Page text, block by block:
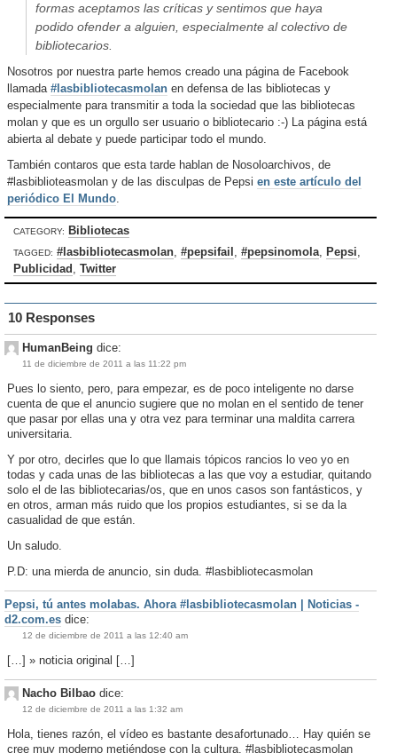
formas aceptamos las críticas y sentimos que haya
podido ofender a alguien, especialmente al colectivo de
bibliotecarios.
Nosotros por nuestra parte hemos creado una página de Facebook
llamada #lasbibliotecasmolan en defensa de las bibliotecas y
especialmente para transmitir a toda la sociedad que las bibliotecas
molan y que es un orgullo ser usuario o bibliotecario :-) La página está
abierta al debate y puede participar todo el mundo.
También contaros que esta tarde hablan de Nosoloarchivos, de
#lasbiblioteasmolan y de las disculpas de Pepsi en este artículo del
periódico El Mundo.
CATEGORY: Bibliotecas
TAGGED: #lasbibliotecasmolan, #pepsifail , #pepsinomola, Pepsi,
Publicidad , Twitter
10 Responses
HumanBeing dice:
11 de diciembre de 2011 a las 11:22 pm
Pues lo siento, pero, para empezar, es de poco inteligente no darse
cuenta de que el anuncio sugiere que no molan en el sentido de tener
que pasar por ellas una y otra vez para terminar una maldita carrera
universitaria.
Y por otro, decirles que lo que llamais tópicos rancios lo veo yo en
todas y cada unas de las bibliotecas a las que voy a estudiar, quitando
solo el de las bibliotecarias/os, que en unos casos son fantásticos, y
en otros, arman más ruido que los propios estudiantes, si se da la
casualidad de que están.
Un saludo.
P.D: una mierda de anuncio, sin duda. #lasbibliotecasmolan
Pepsi, tú antes molabas. Ahora #lasbibliotecasmolan | Noticias -
d2.com.es dice:
12 de diciembre de 2011 a las 12:40 am
[…] » noticia original […]
Nacho Bilbao dice:
12 de diciembre de 2011 a las 1:32 am
Hola, tienes razón, el vídeo es bastante desafortunado… Hay quién se
cree muy moderno metiéndose con la cultura. #lasbibliotecasmolan